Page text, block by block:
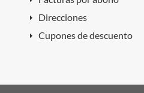
Direcciones
Cupones de descuento